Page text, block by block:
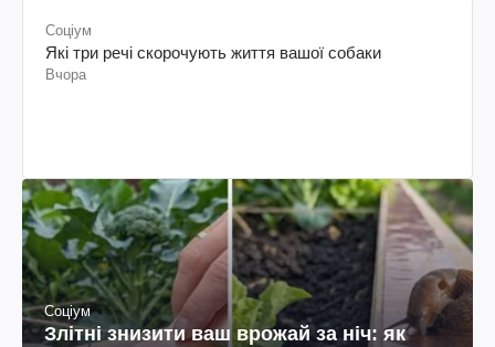
Соціум
Які три речі скорочують життя вашої собаки
Вчора
Соціум
Злітні знизити ваш врожай за ніч: як